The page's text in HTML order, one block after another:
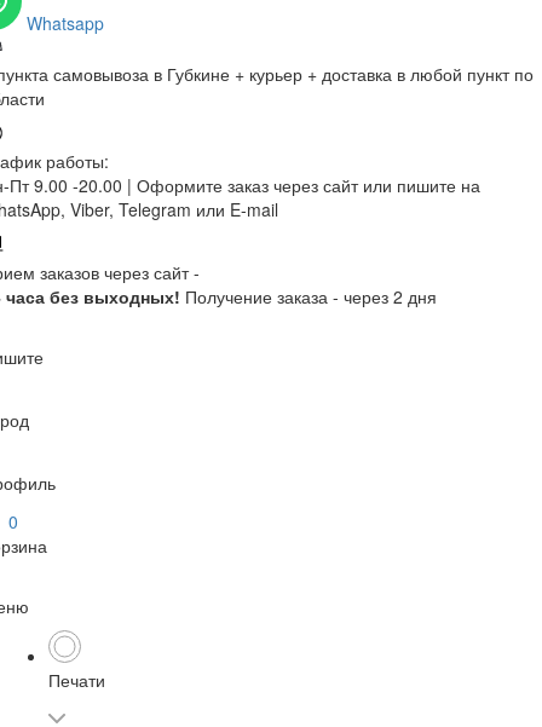
Whatsapp
самовывоза в Губкине + курьер + доставка в любой пункт по
работы:
Пт 9.00 -20.00 | Оформите заказ через сайт или пишите на
Viber, Telegram или E-mail
заказов через сайт -
часа без выходных! Получение заказа - через 2 дня
0
Печати